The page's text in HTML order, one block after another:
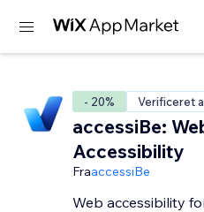
- 20% Verificeret
accessiBe:
Accessibility
FraaccessiBe
Web accessibility